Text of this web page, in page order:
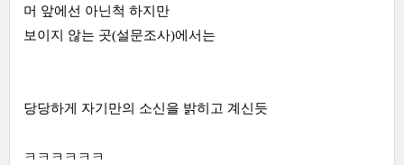
머 앞에선 아닌척 하지만
보이지 않는 곳(설문조사)에서는
당당하게 자기만의 소신을 밝히고 계신듯
ㅋㅋㅋㅋㅋㅋ